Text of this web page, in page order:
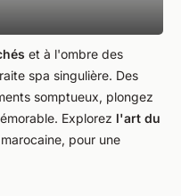
et à l'ombre des
spa singulière. Des
somptueux, plongez
Explorez l'art du
pour une